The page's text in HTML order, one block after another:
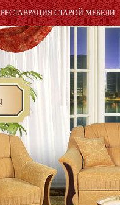
РЕСТАВРАЦИЯ СТАРОЙ МЕБЕЛИ